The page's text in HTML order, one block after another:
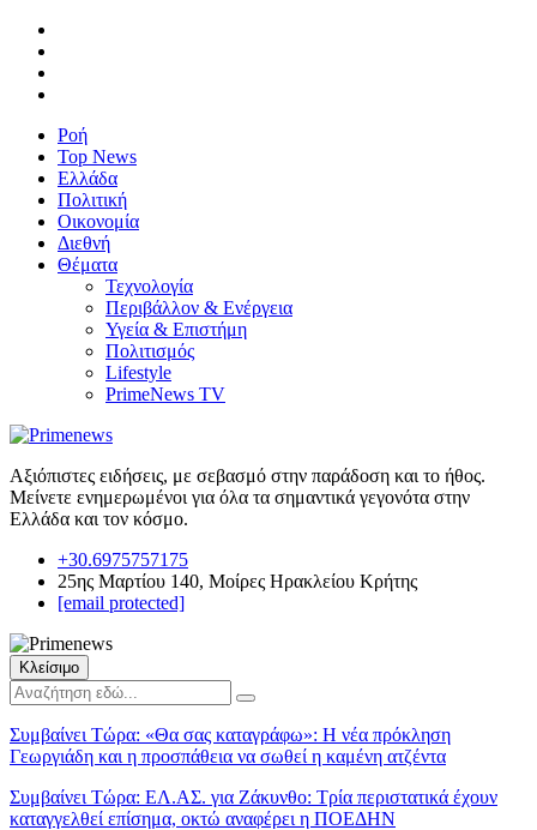
Ροή
Top News
Ελλάδα
Πολιτική
Οικονομία
Διεθνή
Θέματα
Τεχνολογία
Περιβάλλον & Ενέργεια
Υγεία & Επιστήμη
Πολιτισμός
Lifestyle
PrimeNews TV
Αξιόπιστες ειδήσεις, με σεβασμό στην παράδοση και το ήθος.
Μείνετε ενημερωμένοι για όλα τα σημαντικά γεγονότα στην
Ελλάδα και τον κόσμο.
+30.6975757175
25ης Μαρτίου 140, Μοίρες Ηρακλείου Κρήτης
[email protected]
Κλείσιμο
Συμβαίνει Τώρα: «Θα σας καταγράφω»: Η νέα πρόκληση
Γεωργιάδη και η προσπάθεια να σωθεί η καμένη ατζέντα
Συμβαίνει Τώρα: ΕΛ.ΑΣ. για Ζάκυνθο: Τρία περιστατικά έχουν
καταγγελθεί επίσημα, οκτώ αναφέρει η ΠΟΕΔΗΝ